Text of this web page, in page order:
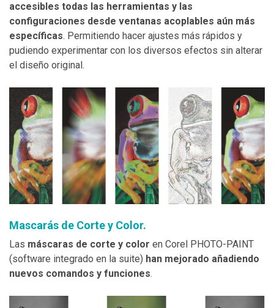
accesibles todas las herramientas y las
configuraciones desde ventanas acoplables aún más
específicas. Permitiendo hacer ajustes más rápidos y
pudiendo experimentar con los diversos efectos sin alterar
el diseño original.
Mascarás de Corte y Color.
Las máscaras de corte y color en Corel PHOTO-PAINT
(software integrado en la suite) han mejorado añadiendo
nuevos comandos y funciones.